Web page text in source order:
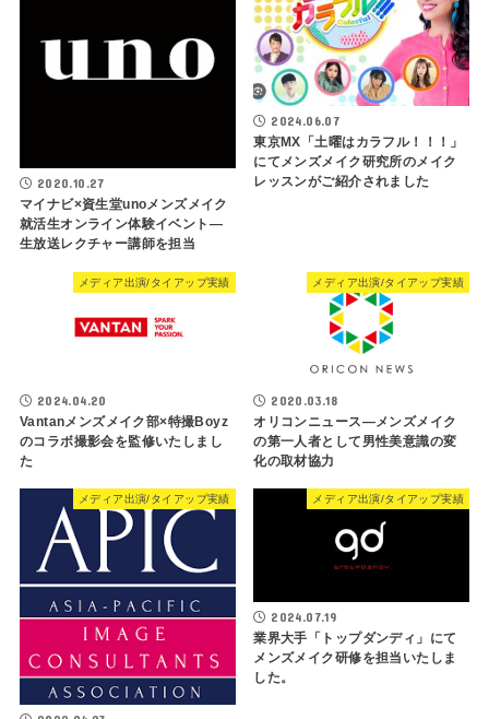
2020.10.27
マイナビ×資生堂unoメンズメイク
就活生オンライン体験イベント―
生放送レクチャー講師を担当
2024.06.07
東京MX「土曜はカラフル！！！」
にてメンズメイク研究所のメイク
レッスンがご紹介されました
メディア出演/タイアップ実績
2024.04.20
Vantanメンズメイク部×特撮Boyz
のコラボ撮影会を監修いたしまし
た
メディア出演/タイアップ実績
2020.03.18
オリコンニュース―メンズメイク
の第一人者として男性美意識の変
化の取材協力
メディア出演/タイアップ実績 メディア出演/タイアップ実績
2024.07.19
業界大手「トップダンディ」にて
メンズメイク研修を担当いたしま
した。